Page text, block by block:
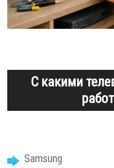
С какими
Samsung